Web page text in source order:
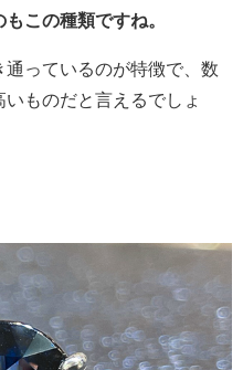
この種類ですね。
っているのが特徴で、数
ものだと言えるでしょ